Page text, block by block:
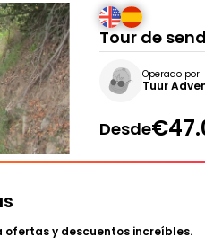
Tour de
Operado por
Tuur
Desde
ofertas y descuentos increíbles.